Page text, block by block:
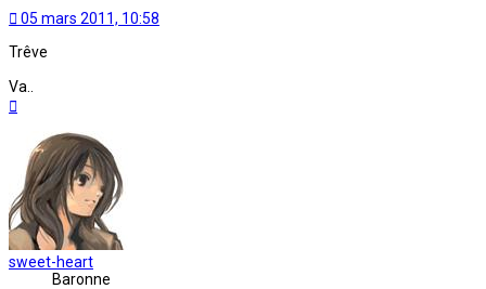
05 mars 2011, 10:58
Trêve
Va..
sweet-heart
Baronne